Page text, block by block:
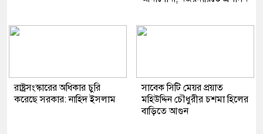
রাষ্ট্রসংস্কারের অধিকার চুরি
করেছে সরকার: নাহিদ ইসলাম
সাবেক সিটি মেয়র প্রয়াত
মহিউদ্দিন চৌধুরীর চশমা হিলের
বাড়িতে আগুন